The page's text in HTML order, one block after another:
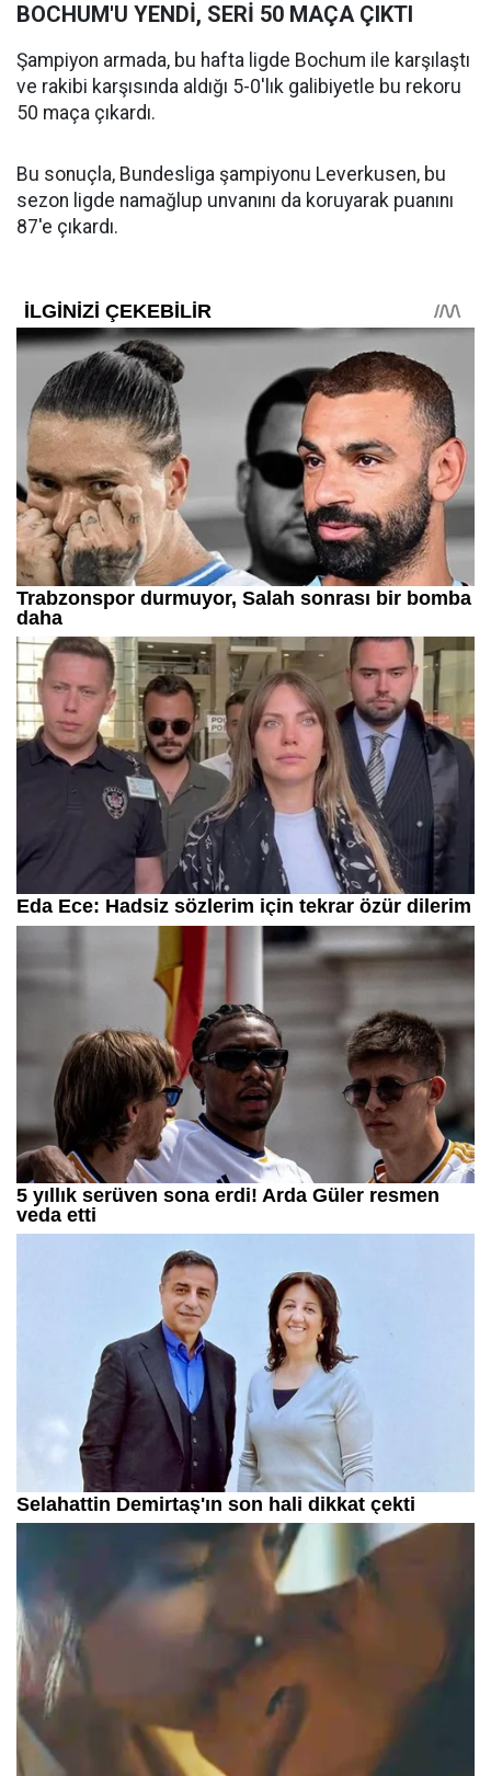
BOCHUM'U YENDİ, SERİ 50 MAÇA ÇIKTI
Şampiyon armada, bu hafta ligde Bochum ile karşılaştı
ve rakibi karşısında aldığı 5-0'lık galibiyetle bu rekoru
50 maça çıkardı.
Bu sonuçla, Bundesliga şampiyonu Leverkusen, bu
sezon ligde namağlup unvanını da koruyarak puanını
87'e çıkardı.